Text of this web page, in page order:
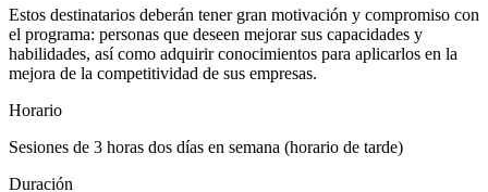
Estos destinatarios deberán tener gran motivación y compromiso con
el programa: personas que deseen mejorar sus capacidades y
habilidades, así como adquirir conocimientos para aplicarlos en la
mejora de la competitividad de sus empresas.
Horario
Sesiones de 3 horas dos días en semana (horario de tarde)
Duración